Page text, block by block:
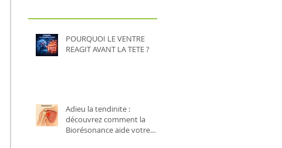
POURQUOI LE VENTRE
REAGIT AVANT LA TETE ?
Adieu la tendinite :
découvrez comment la
Biorésonance aide votre